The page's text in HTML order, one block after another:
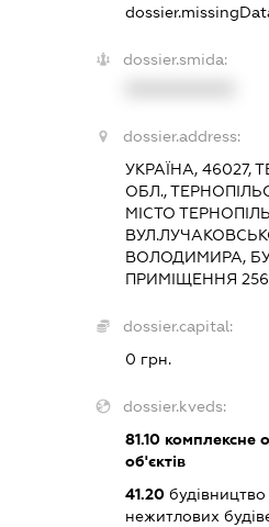
dossier.smida:
dossier.address:
УКРАЇНА, 46027,
ОБЛ.,
МІСТО
ВОЛОДИМИРА,
ПРИМІЩЕННЯ 256
dossier.capital:
0 грн.
dossier.kveds:
81.10 комплексне
об'єктів
41.20
нежитлових